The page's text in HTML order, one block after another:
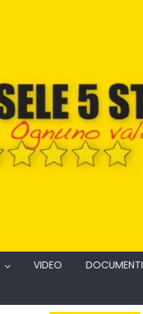
VIDEO
DOCUMENTI